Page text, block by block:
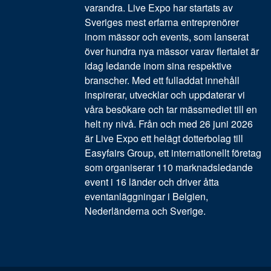
varandra. Live Expo har startats av
Sveriges mest erfarna entreprenörer
inom mässor och events, som lanserat
över hundra nya mässor varav flertalet är
idag ledande inom sina respektive
branscher. Med ett fulladdat innehåll
inspirerar, utvecklar och uppdaterar vi
våra besökare och tar mässmediet till en
helt ny nivå. Från och med 26 juni 2026
är Live Expo ett helägt dotterbolag till
Easyfairs Group, ett internationellt företag
som organiserar 110 marknadsledande
event i 16 länder och driver åtta
eventanläggningar i Belgien,
Nederländerna och Sverige.